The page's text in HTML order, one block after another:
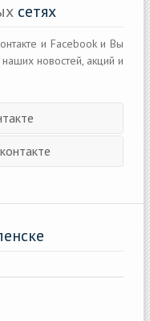
сетях
и Facebook и Вы
новостей, акций и